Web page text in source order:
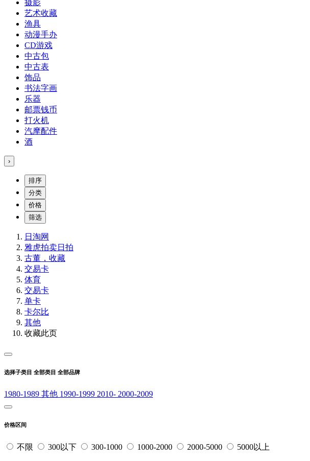
摄影
艺术收藏
渔具
动漫手办
CD游戏
中古包
中古表
饰品
书法字画
乐器
邮票钱币
打火机
汽摩配件
酒
›
排序
分类
价格
筛选
日淘网
雅虎拍卖日拍
古董，收藏
交易卡
体育
交易卡
单卡
卡尔比
其他
收藏此页
选择子类目 全部类目 全部品牌
1980-1989 其他 1990-1999 2010- 2000-2009
价格区间
不限 300以下 300-1000 1000-2000 2000-5000 5000以上